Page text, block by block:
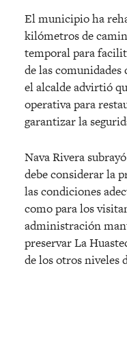
El municipio ha
kilómetros de
temporal para
de las
el alcalde advirtió
operativa para
garantizar la
Nava Rivera
debe considerar la
las condiciones
como para los
administración
preservar La
de los otros niveles